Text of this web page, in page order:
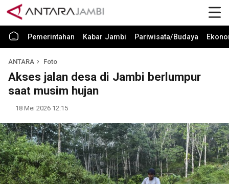
Pemerintahan Kabar Jambi Pariwisata/Budaya
ANTARA Foto
Akses jalan desa di Jambi berlumpur
saat musim hujan
18 Mei 2026 12:15